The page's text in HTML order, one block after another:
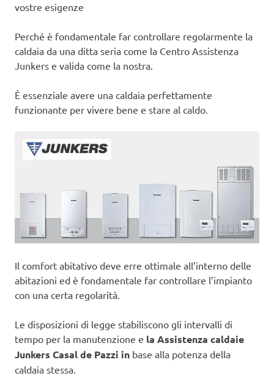
vostre esigenze
Perché è fondamentale far controllare regolarmente la
caldaia da una ditta seria come la Centro Assistenza
Junkers e valida come la nostra.
È essenziale avere una caldaia perfettamente
funzionante per vivere bene e stare al caldo.
Il comfort abitativo deve erre ottimale all’interno delle
abitazioni ed è fondamentale far controllare l’impianto
con una certa regolarità.
Le disposizioni di legge stabiliscono gli intervalli di
tempo per la manutenzione e la Assistenza caldaie
Junkers Casal de Pazzi in base alla potenza della
caldaia stessa.